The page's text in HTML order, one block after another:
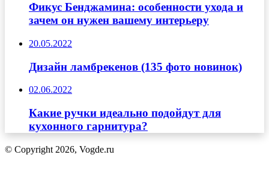
Фикус Бенджамина: особенности ухода и
зачем он нужен вашему интерьеру
20.05.2022
Дизайн ламбрекенов (135 фото новинок)
02.06.2022
Какие ручки идеально подойдут для
кухонного гарнитура?
© Copyright 2026, Vogde.ru